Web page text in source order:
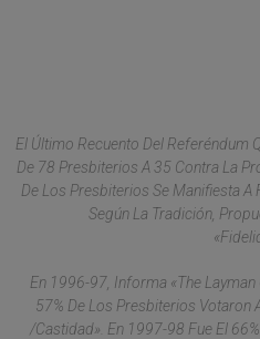
El Último Recuento Del Referéndum
De 78 Presbiterios A 35 Contra La
De Los Presbiterios Se Manifiesta A
Según La Tradición,
En 1996-97, Informa «The
57% De Los Presbiterios Votaron
/castidad». En 1997-98 Fue El